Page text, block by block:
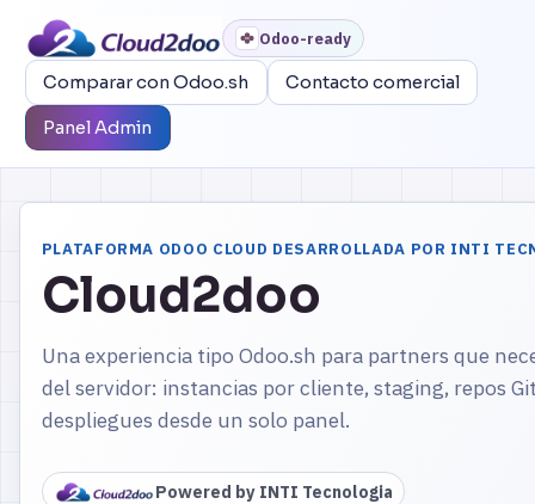
Odoo-ready
Comparar con Odoo.sh Contacto comercial
Panel Admin
PLATAFORMA ODOO CLOUD DESARROLLADA POR INTI
Cloud2doo
Una experiencia tipo Odoo.sh para partners que
del servidor: instancias por cliente, staging, repos
despliegues desde un solo panel.
Powered by INTI Tecnologia